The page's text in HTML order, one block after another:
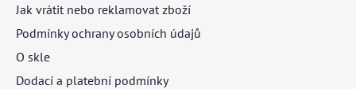
Jak vrátit nebo reklamovat zboží
Podmínky ochrany osobních údajů
O skle
Dodací a platební podmínky